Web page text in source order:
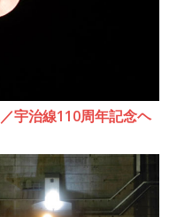
宇治線110周年記念ヘ